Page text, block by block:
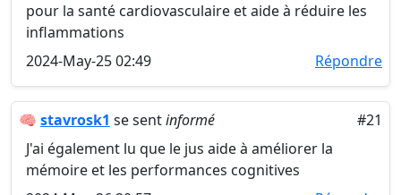
pour la santé cardiovasculaire et aide à réduire les
inflammations
2024-May-25 02:49
Répondre
🧠 stavrosk1 se sentinformé
#21
J'ai également lu que le jus aide à améliorer la
mémoire et les performances cognitives